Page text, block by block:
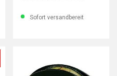
Sofort versandbereit